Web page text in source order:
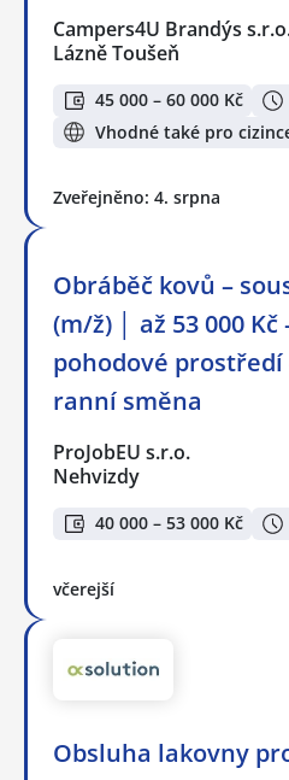
Campers4U Brandýs
Lázně Toušeň
45 000 – 60 000 Kč
Vhodné také pro
Zveřejněno: 4. srpna
Obráběč kovů –
(m/ž) │ až 53 000 Kč
pohodové prostředí
ranní směna
ProJobEU s.r.o.
Nehvizdy
40 000 – 53 000 Kč
včerejší
Obsluha lakovny